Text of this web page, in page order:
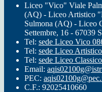
Liceo "Vico" Viale
(AQ) - Liceo Artistico
Sulmona (AQ) - Liceo
Settembre, 16 - 67039
Tel: sede Liceo Vico
Tel: sede Liceo
Tel: sede Liceo
Email:
PEC:
C.F.: 92025410660